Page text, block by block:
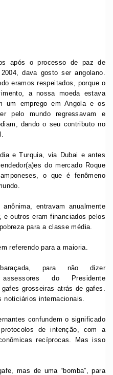
após o processo de paz de
dava gosto ser angolano.
eramos respeitados, porque o
a nossa moeda estava
um emprego em Angola e os
pelo mundo regressavam e
dando o seu contributo no
e Turquia, via Dubai e antes
do mercado Roque
o que é fenômeno
entravam anualmente
e outros eram financiados pelos
para a classe média.
referendo para a maioria.
para não dizer
do Presidente
grosseiras atrás de gafes.
noticiários internacionais.
confundem o significado
de intenção, com a
recíprocas. Mas isso
mas de uma “bomba”, para